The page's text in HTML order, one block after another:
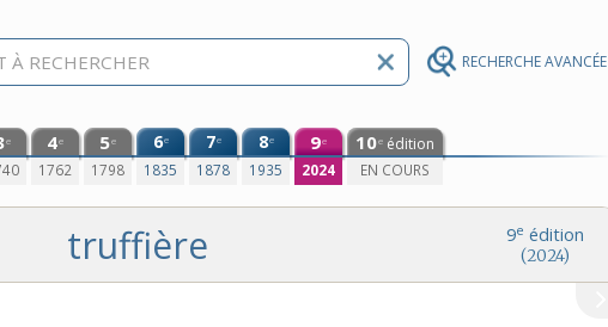
RECHERCHE AVANCÉE
e 4e
1762
5e
1798
6e
1835
7e
1878
8e
1935
9e
2024
10e édition
EN COURS
9e édition
(2024)
truffière